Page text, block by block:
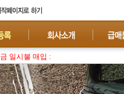
일시불 매입 : 폐차-수출차량 문의 환